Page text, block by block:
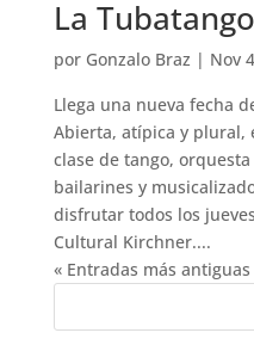
La
por Gonzalo Braz | Nov
Llega una nueva fecha
Abierta, atípica y plural,
clase de tango,
bailarines y
disfrutar todos los
Cultural Kirchner....
« Entradas más antiguas